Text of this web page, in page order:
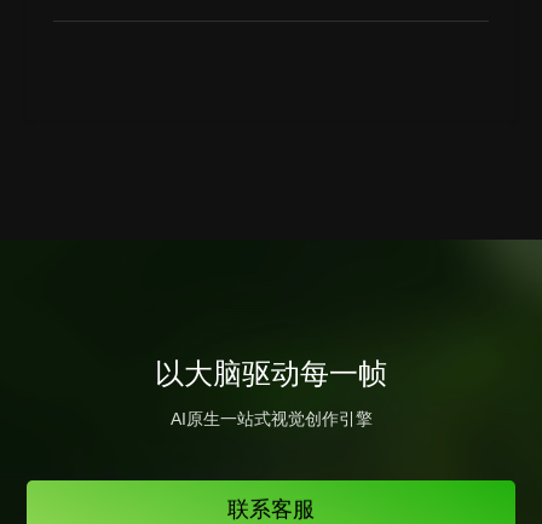
以大脑驱动每一帧
AI原生一站式视觉创作引擎
联系客服